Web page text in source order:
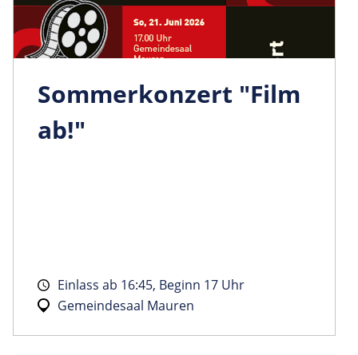
Sommerkonzert "Film
ab!"
Einlass ab 16:45, Beginn 17 Uhr
Gemeindesaal Mauren